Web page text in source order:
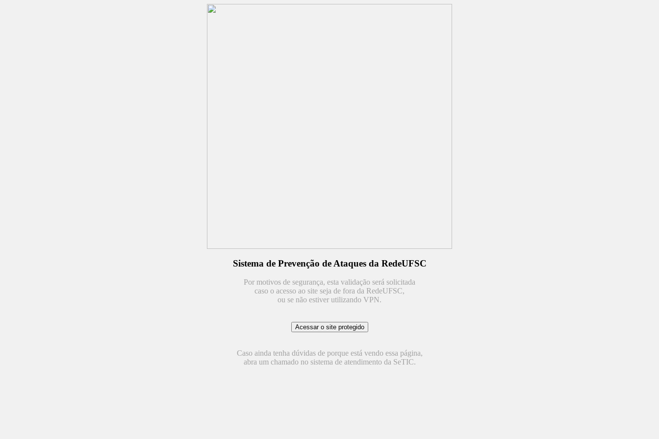
Sistema de Prevenção de Ataques da RedeUFSC
Por motivos de segurança, esta validação será solicitada
caso o acesso ao site seja de fora da RedeUFSC,
ou se não estiver utilizando VPN.
Caso ainda tenha dúvidas de porque está vendo essa página,
abra um chamado no sistema de atendimento da SeTIC.